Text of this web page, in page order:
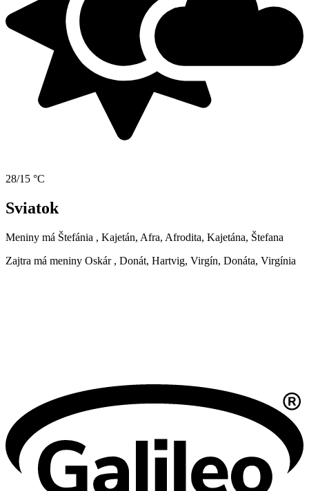
28/15 °C
Sviatok
Meniny má Štefánia , Kajetán, Afra, Afrodita, Kajetána, Štefana
Zajtra má meniny Oskár , Donát, Hartvig, Virgín, Donáta, Virgínia